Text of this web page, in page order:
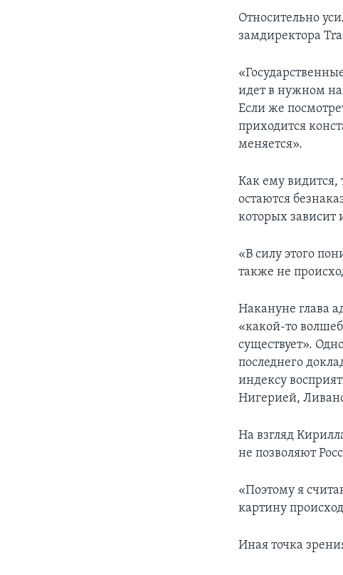
Относительно
замдиректора
идет в нужном
Если же
приходится
меняется».
Как ему видится,
остаются
которых
«В силу этого
также не
Накануне глава
«какой-то
существует».
последнего
индексу
Нигерией,
На взгляд
не позволяют
«Поэтому я
картину
Иная точка